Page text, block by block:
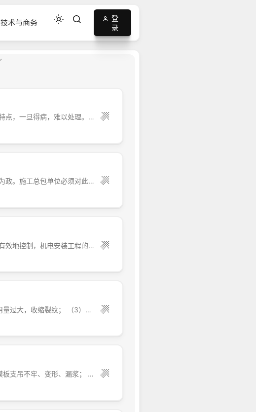
技术与商务
登
录
厨、卫间渗漏是住宅工程中一个难缠的质量通病，具有多发性和根治难的特点，一旦得病，难以处理。比如下面的这几个实例图片，便是厨卫渗漏的典型： 卫生间结构板渗漏 卫生间墙体根部渗漏 厨房烟道处渗漏 管道吊模渗漏 &n...
建筑设备及建筑电气的安装工程和装饰装修工程必须密切配合，不应各自为政。施工总包单位必须对此给予高度重视，采取强有力的措施进行全面控制。在工程实际中经常出现以下问题： 1）卫生间（或块材铺贴）墙面上的电气开关等与块材的排板不协调。电气开关的位置无规律可循，即不与面砖的缝对正也不在面砖的中心，达不到精细、美观的要求。 2）卫生间...
质量通病是影响机电安装工程质量的重要问题之一，只有质量通病得到了有效地控制，机电安装工程的质量、各系统的功能才能够得到可靠保证。若要有效控制质量通病，就必须先认识质量通病，才能制定有针对性的防控措施。 1、机电安装工程与装饰工程不协调的问题 建筑设备及建筑电气的安装工程和装饰装修工程必须密切配合，不应各自为政。施工总包单位必...
裂缝常见问题有： （1）水灰比过大，表面产生气孔，龟裂； （2）水泥用量过大，收缩裂纹； （3）养护不好或不及时，表面脱水，干缩裂纹； （4）坍落度太大，浇筑过高过厚，素浆上浮表面龟裂； （5）拆模过早，用力不当将混凝土撬裂； （6）混凝土表面抹压不实； （7）...
板缝混凝土浇筑不实常见问题有： （1）板缝太小，石子过大； （2）缝模板支吊不牢、变形、漏浆； （3）缝内杂物未清，或缝内布管； （4）无小振动棒插捣或不振捣或振捣不好